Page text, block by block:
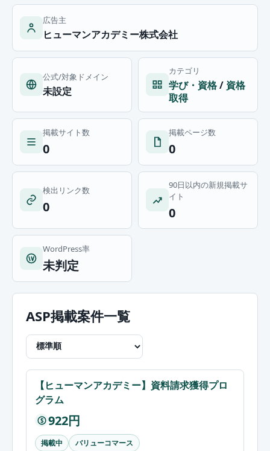
広告主
ヒューマンアカデミー株式会社
公式/対象ドメイン
未設定
カテゴリ
学び・資格/ 資格
取得
掲載サイト数
0
掲載ページ数
0
検出リンク数
0
90日以内の新規掲載サ
イト
0
WordPress率
未判定
ASP掲載案件一覧
【ヒューマンアカデミー】資料請求獲得プロ
グラム
$ 922円
掲載中 バリューコマース